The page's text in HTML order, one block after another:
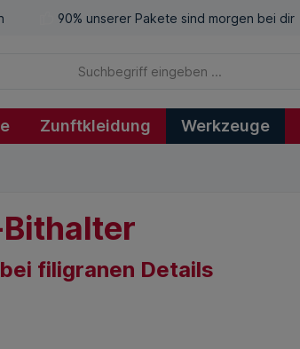
90% unserer Pakete sind morgen bei dir
Zunftkleidung Werkzeuge
filigranen Details